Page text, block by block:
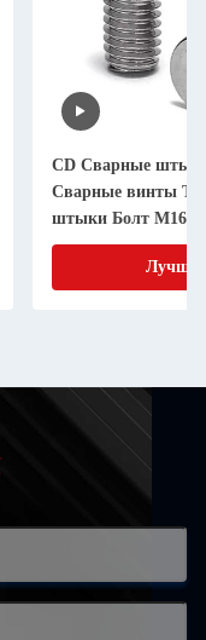
CD Сварные
Сварные винты
штыки Болт M16
10.9/ 12.9